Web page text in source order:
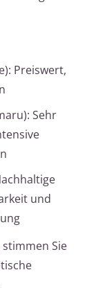
Preiswert,
Sehr
und
Sie